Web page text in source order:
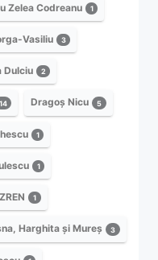
Zelea Codreanu 1
Vasiliu 3
Dulciu 2
14 Dragoș Nicu 5
1
1
1
Harghita și Mureș 3